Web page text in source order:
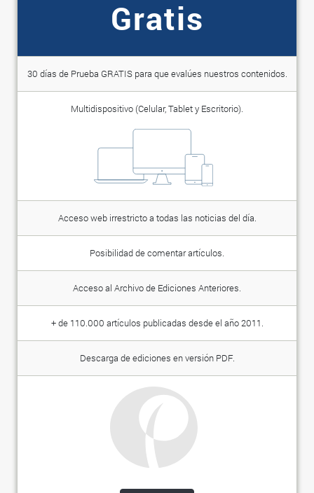
Gratis
30 días de Prueba GRATIS para que evalúes nuestros contenidos.
Multidispositivo (Celular, Tablet y Escritorio).
Acceso web irrestricto a todas las noticias del día.
Posibilidad de comentar artículos.
Acceso al Archivo de Ediciones Anteriores.
+ de 110.000 artículos publicadas desde el año 2011.
Descarga de ediciones en versión PDF.